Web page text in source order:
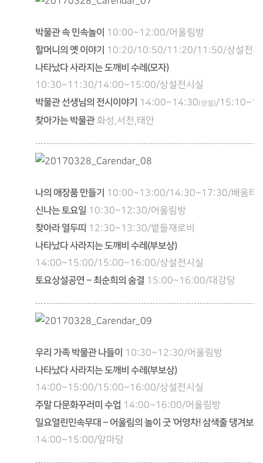
박물관 속 민속놀이 10:00~12:00/어울림방
할머니의 옛 이야기 10:20/10:50/11:20/11:50/상설전시
나타났다 사라지는 도깨비 수레(모자)
10:30~11:30/14:00~15:00/상설전시실
박물관 선생님의 전시이야기 14:00~14:30(상설)/
찾아가는 박물관 화성,서천,태안
나의 애장품 만들기 10:00~13:00/14:30~17:30/배움터
신나는 토요일 10:30~12:30/어울림방
찾아라 열두띠 12:30~13:30/볕들재로비
나타났다 사라지는 도깨비 수레(부보상)
14:00~15:00/15:00~16:00/상설전시실
토요상설공연 – 최순희의 숨결 15:00~16:00/대강당
우리 가족 박물관 나들이 10:30~12:30/어울림방
나타났다 사라지는 도깨비 수레(부보상)
14:00~15:00/15:00~16:00/상설전시실
주말 다문화꾸러미 수업 14:00~16:00/어울림방
일요열린민속무대 – 어울림의 놀이 굿 ‘어영차! 삼색줄 댕겨보세’
14:00~15:00/앞마당